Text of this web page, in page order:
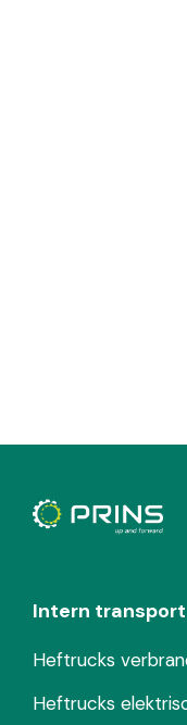
Intern transport
Heftrucks
Heftrucks